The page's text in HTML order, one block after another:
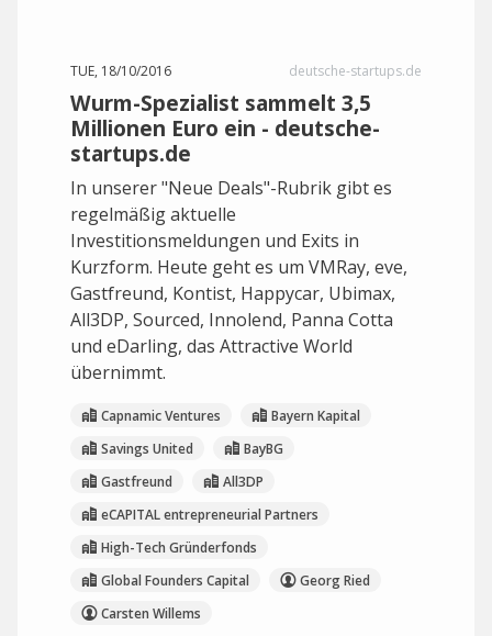
TUE, 18/10/2016 deutsche-startups.de
Wurm-Spezialist sammelt 3,5
Millionen Euro ein - deutsche-
startups.de
In unserer "Neue Deals"-Rubrik gibt es
regelmäßig aktuelle
Investitionsmeldungen und Exits in
Kurzform. Heute geht es um VMRay, eve,
Gastfreund, Kontist, Happycar, Ubimax,
All3DP, Sourced, Innolend, Panna Cotta
und eDarling, das Attractive World
übernimmt.
Capnamic Ventures
Bayern Kapital
Savings United
BayBG
Gastfreund
All3DP
eCAPITAL entrepreneurial Partners
High-Tech Gründerfonds
Global Founders Capital
Georg Ried
Carsten Willems